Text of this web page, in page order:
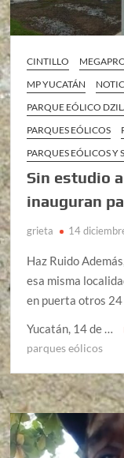
CINTILLO
MP YUCATÁN
PARQUE EÓLICO
PARQUES EÓLICOS
PARQUES EÓLICOS Y
Sin estudio
inauguran
grieta 14
Haz Ruido
esa misma
en puerta otros
Yucatán, 14 de …
parques eólicos